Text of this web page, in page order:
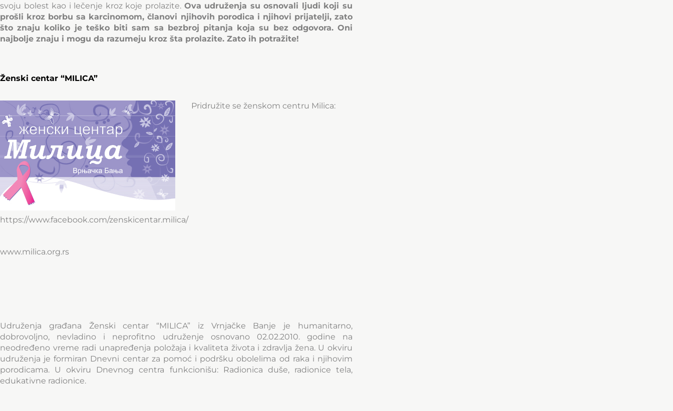
svoju bolest kao i lečenje kroz koje prolazite. Ova udruženja su osnovali ljudi koji su
prošli kroz borbu sa karcinomom, članovi njihovih porodica i njihovi prijatelji, zato
što znaju koliko je teško biti sam sa bezbroj pitanja koja su bez odgovora. Oni
najbolje znaju i mogu da razumeju kroz šta prolazite. Zato ih potražite!
Ženski centar “MILICA”
Pridružite se ženskom centru Milica:
https://www.facebook.com/zenskicentar.milica/
www.milica.org.rs
Udruženja građana Ženski centar “MILICA” iz Vrnjačke Banje je humanitarno,
dobrovoljno, nevladino i neprofitno udruženje osnovano 02.02.2010. godine na
neodređeno vreme radi unapređenja položaja i kvaliteta života i zdravlja žena. U okviru
udruženja je formiran Dnevni centar za pomoć i podršku obolelima od raka i njihovim
porodicama. U okviru Dnevnog centra funkcionišu: Radionica duše, radionice tela,
edukativne radionice.